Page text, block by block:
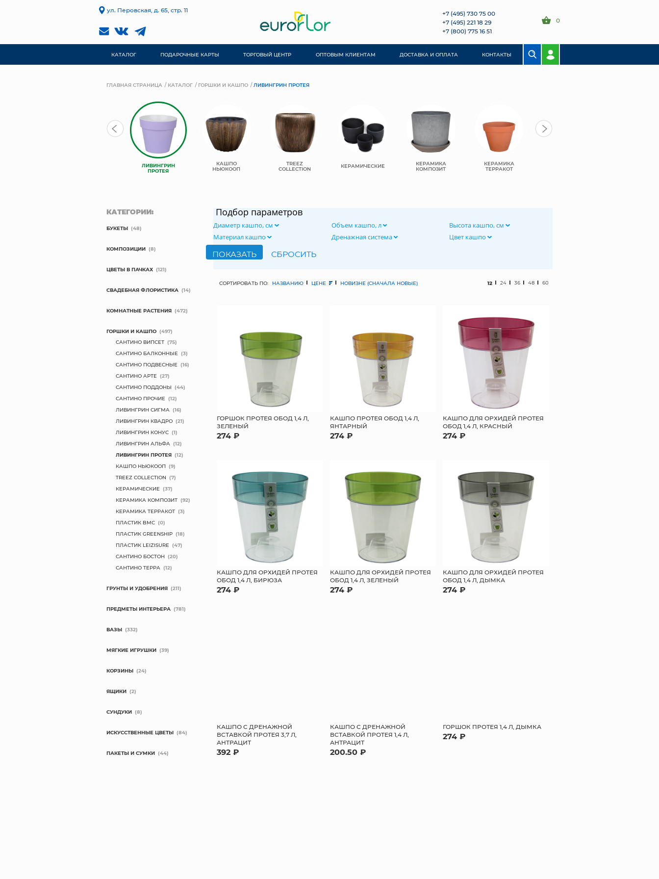
ул. Перовская, д. 65, стр. 11
+7 (495) 730 75 00
+7 (495) 221 18 29
+7 (800) 775 16 51
0
КАТАЛОГ ПОДАРОЧНЫЕ КАРТЫ ТОРГОВЫЙ ЦЕНТР ОПТОВЫМ КЛИЕНТАМ ДОСТАВКА И ОПЛАТА КОНТАКТЫ
ГЛАВНАЯ СТРАНИЦА КАТАЛОГ ГОРШКИ И КАШПО ЛИВИНГРИН ПРОТЕЯ
ЛИВИНГРИН
ПРОТЕЯ
КАШПО
НЬЮКООП
TREEZ
COLLECTION КЕРАМИЧЕСКИЕ КЕРАМИКА
КОМПОЗИТ
КЕРАМИКА
ТЕРРАКОТ
Подбор параметров
Диаметр кашпо, см Объем кашпо, л
Высота кашпо, см
Материал кашпо
Дренажная система Цвет кашпо
СОРТИРОВАТЬ ПО: НАЗВАНИЮ ЦЕНЕ НОВИЗНЕ (СНАЧАЛА НОВЫЕ) 12 24 36 48 60
ГОРШОК ПРОТЕЯ ОБОД 1,4 Л,
ЗЕЛЕНЫЙ
274 ₽
КАШПО ПРОТЕЯ ОБОД 1,4 Л,
ЯНТАРНЫЙ
274 ₽
КАШПО ДЛЯ ОРХИДЕЙ ПРОТЕЯ
ОБОД 1,4 Л, КРАСНЫЙ
274 ₽
КАШПО ДЛЯ ОРХИДЕЙ ПРОТЕЯ
ОБОД 1,4 Л, БИРЮЗА
274 ₽
КАШПО ДЛЯ ОРХИДЕЙ ПРОТЕЯ
ОБОД 1,4 Л, ЗЕЛЕНЫЙ
274 ₽
КАШПО ДЛЯ ОРХИДЕЙ ПРОТЕЯ
ОБОД 1,4 Л, ДЫМКА
274 ₽
КАШПО С ДРЕНАЖНОЙ
ВСТАВКОЙ ПРОТЕЯ 3,7 Л,
АНТРАЦИТ
392 ₽
КАШПО С ДРЕНАЖНОЙ
ВСТАВКОЙ ПРОТЕЯ 1,4 Л,
АНТРАЦИТ
200.50 ₽
ГОРШОК ПРОТЕЯ 1,4 Л, ДЫМКА
274 ₽
КАТЕГОРИИ:
БУКЕТЫ (48)
КОМПОЗИЦИИ (8)
ЦВЕТЫ В ПАЧКАХ (121)
СВАДЕБНАЯ ФЛОРИСТИКА (14)
КОМНАТНЫЕ РАСТЕНИЯ (472)
ГОРШКИ И КАШПО (497)
САНТИНО ВИПСЕТ (75)
САНТИНО БАЛКОННЫЕ (3)
САНТИНО ПОДВЕСНЫЕ (16)
САНТИНО АРТЕ (27)
САНТИНО ПОДДОНЫ (44)
САНТИНО ПРОЧИЕ (12)
ЛИВИНГРИН СИГМА (16)
ЛИВИНГРИН КВАДРО (21)
ЛИВИНГРИН КОНУС (1)
ЛИВИНГРИН АЛЬФА (12)
ЛИВИНГРИН ПРОТЕЯ (12)
КАШПО НЬЮКООП (9)
TREEZ COLLECTION (7)
КЕРАМИЧЕСКИЕ (37)
КЕРАМИКА КОМПОЗИТ (92)
КЕРАМИКА ТЕРРАКОТ (3)
ПЛАСТИК BMC (0)
ПЛАСТИК GREENSHIP (18)
ПЛАСТИК LEIZISURE (47)
САНТИНО БОСТОН (20)
САНТИНО ТЕРРА (12)
ГРУНТЫ И УДОБРЕНИЯ (211)
ПРЕДМЕТЫ ИНТЕРЬЕРА (781)
ВАЗЫ (332)
МЯГКИЕ ИГРУШКИ (39)
КОРЗИНЫ (24)
ЯЩИКИ (2)
СУНДУКИ (8)
ИСКУССТВЕННЫЕ ЦВЕТЫ (84)
ПАКЕТЫ И СУМКИ (44)